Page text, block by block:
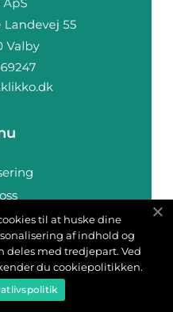
oss
til at huske dine
af indhold og
deles med tredjepart. Ved
du cookiepolitikken.